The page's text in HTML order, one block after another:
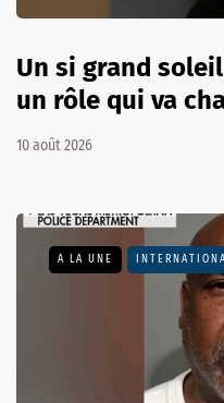
Un si grand
un rôle qui va
10 août 2026
A LA UNE